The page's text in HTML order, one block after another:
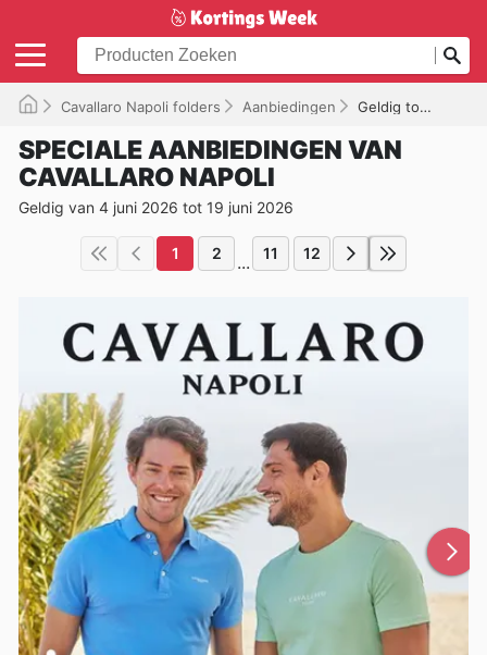
Cavallaro Napoli folders Aanbiedingen Geldig tot 19/06/2026
SPECIALE AANBIEDINGEN VAN
CAVALLARO NAPOLI
Geldig van 4 juni 2026 tot 19 juni 2026
1 2 ... 11 12